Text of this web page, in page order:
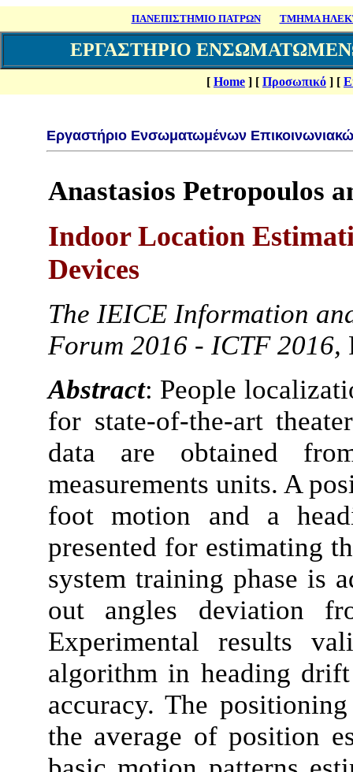
ΠΑΝΕΠΙΣΤΗΜΙΟ ΠΑΤΡΩΝ ΤΜΗΜΑ
ΕΡΓΑΣΤΗΡΙΟ
[ Home ] [ Προσωπικό ] [
Εργαστήριο Ενσωματωμένων
Anastasios Petropoulos
Indoor Location
Devices
The IEICE Information
Forum 2016 - ICTF 2016,
Abstract: People
for state-of-the-art
data are obtained
measurements units. A
foot motion and a
presented for estimating
system training phase is
out angles deviation
Experimental results
algorithm in heading
accuracy. The
the average of position